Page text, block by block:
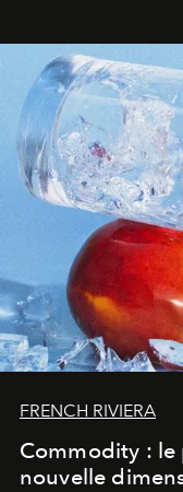
FRENCH RIVIERA
Commodity : le
nouvelle